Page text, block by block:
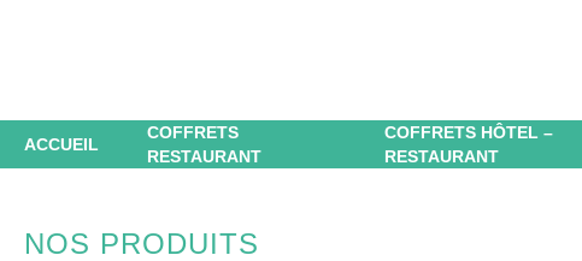
ACCUEIL
COFFRETS
RESTAURANT
COFFRETS HÔTEL –
RESTAURANT
NOS PRODUITS